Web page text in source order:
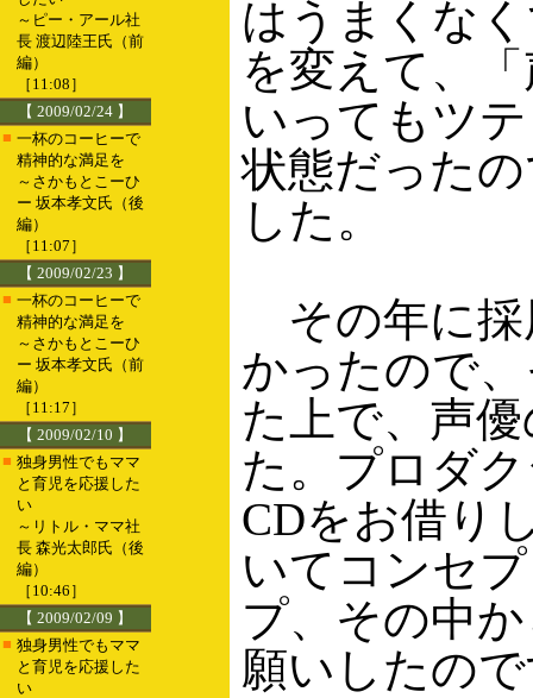
～ピー・アール社
長 渡辺陸王氏（前
編）
［11:08］
【 2009/02/24 】
■ 一杯のコーヒーで
精神的な満足を
～さかもとこーひ
ー 坂本孝文氏（後
編）
［11:07］
【 2009/02/23 】
■ 一杯のコーヒーで
精神的な満足を
～さかもとこーひ
ー 坂本孝文氏（前
編）
［11:17］
【 2009/02/10 】
■ 独身男性でもママ
と育児を応援した
い
～リトル・ママ社
長 森光太郎氏（後
編）
［10:46］
【 2009/02/09 】
■ 独身男性でもママ
と育児を応援した
い
はうまくな
を変えて、
いってもツ
状態だった
した。
その年に採
かったので
た上で、声
た。プロダ
CDをお借り
いてコンセ
プ、その中
願いしたの